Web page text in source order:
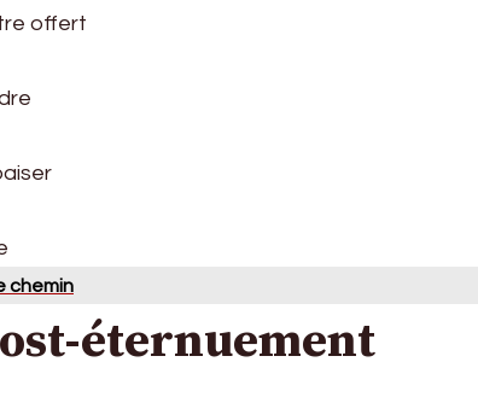
offert
chemin
éternuement